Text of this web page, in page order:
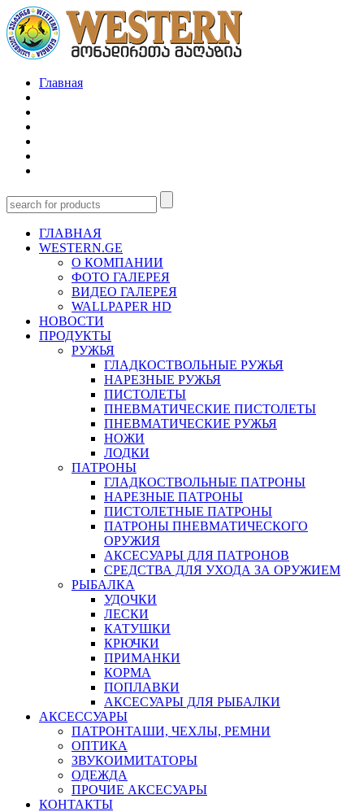
Главная
ГЛАВНАЯ
WESTERN.GE
О КОМПАНИИ
ФОТО ГАЛЕРЕЯ
ВИДЕО ГАЛЕРЕЯ
WALLPAPER HD
НОВОСТИ
ПРОДУКТЫ
РУЖЬЯ
ГЛАДКОСТВОЛЬНЫЕ РУЖЬЯ
НАРЕЗНЫЕ РУЖЬЯ
ПИСТОЛЕТЫ
ПНЕВМАТИЧЕСКИЕ ПИСТОЛЕТЫ
ПНЕВМАТИЧЕСКИЕ РУЖЬЯ
НОЖИ
ЛОДКИ
ПАТРОНЫ
ГЛАДКОСТВОЛЬНЫЕ ПАТРОНЫ
НАРЕЗНЫЕ ПАТРОНЫ
ПИСТОЛЕТНЫЕ ПАТРОНЫ
ПАТРОНЫ ПНЕВМАТИЧЕСКОГО
ОРУЖИЯ
АКСЕСУАРЫ ДЛЯ ПАТРОНОВ
СРЕДСТВА ДЛЯ УХОДА ЗА ОРУЖИЕМ
РЫБАЛКА
УДОЧКИ
ЛЕСКИ
КАТУШКИ
КРЮЧКИ
ПРИМАНКИ
КОРМА
ПОПЛАВКИ
АКСЕСУАРЫ ДЛЯ РЫБАЛКИ
АКСЕССУАРЫ
ПАТРОНТАШИ, ЧЕХЛЫ, РЕМНИ
ОПТИКА
ЗВУКОИМИТАТОРЫ
ОДЕЖДА
ПРОЧИЕ АКСЕСУАРЫ
КОНТАКТЫ